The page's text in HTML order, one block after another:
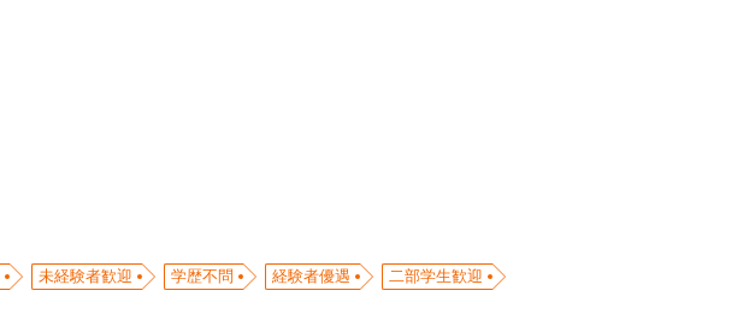
未経験者歓迎 学歴不問 経験者優遇
二部学生歓迎